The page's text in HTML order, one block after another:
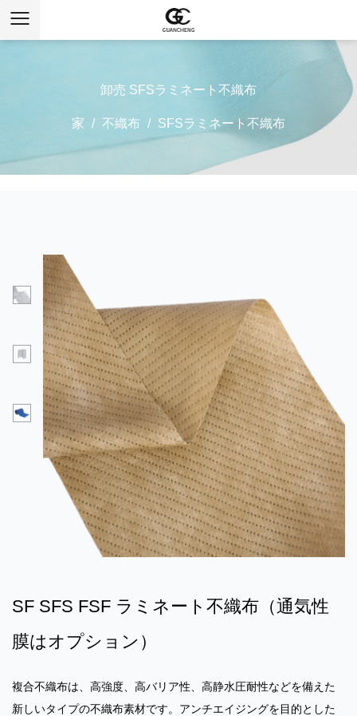
卸売 SFSラミネート不織布
家 / 不織布 / SFSラミネート不織布
SF SFS FSF ラミネート不織布（通気性
膜はオプション）
複合不織布は、高強度、高バリア性、高静水圧耐性などを備えた
新しいタイプの不織布素材です。アンチエイジングを目的とした